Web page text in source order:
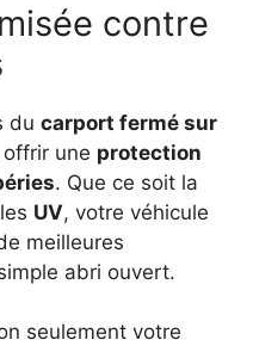
contre
du carport fermé sur
une protection
. Que ce soit la
UV, votre véhicule
meilleures
abri ouvert.
seulement votre